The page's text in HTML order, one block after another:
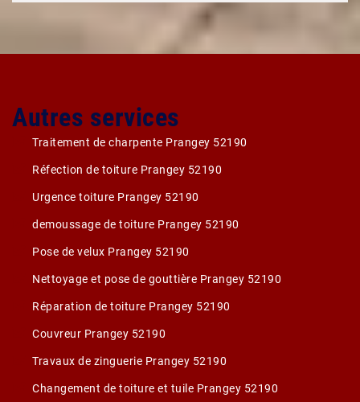
Autres services
Traitement de charpente Prangey 52190
Réfection de toiture Prangey 52190
Urgence toiture Prangey 52190
demoussage de toiture Prangey 52190
Pose de velux Prangey 52190
Nettoyage et pose de gouttière Prangey 52190
Réparation de toiture Prangey 52190
Couvreur Prangey 52190
Travaux de zinguerie Prangey 52190
Changement de toiture et tuile Prangey 52190